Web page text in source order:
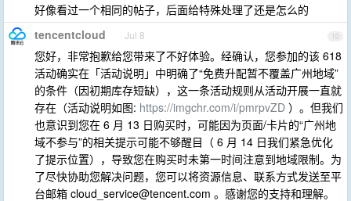
好像看过一个相同的帖子，后面给特殊处理了还是怎么的
10
tencentcloud Jul 8
您好，非常抱歉给您带来了不好体验。经确认，您参加的该 618
活动确实在「活动说明」中明确了“免费升配暂不覆盖广州地域”
的条件（因初期库存短缺），这一条活动规则从活动开展一直就
存在（活动说明如图: https://imgchr.com/i/pmrpvZD ）。但我们
也意识到您在 6 月 13 日购买时，可能因为页面/卡片的“广州地
域不参与”的相关提示可能不够醒目（ 6 月 14 日我们紧急优化
了提示位置），导致您在购买时未第一时间注意到地域限制。为
了尽快协助您解决问题，您可以将资源信息、联系方式发送至平
台邮箱 cloud_service@tencent.com 。感谢您的支持和理解。